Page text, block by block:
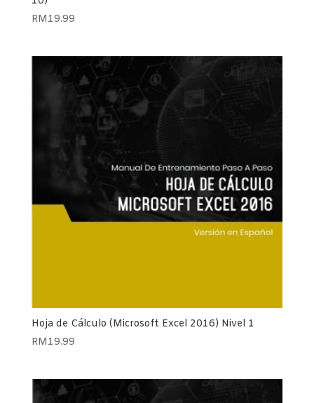
RM19.99
Hoja de Cálculo (Microsoft Excel 2016) Nivel 1
RM19.99